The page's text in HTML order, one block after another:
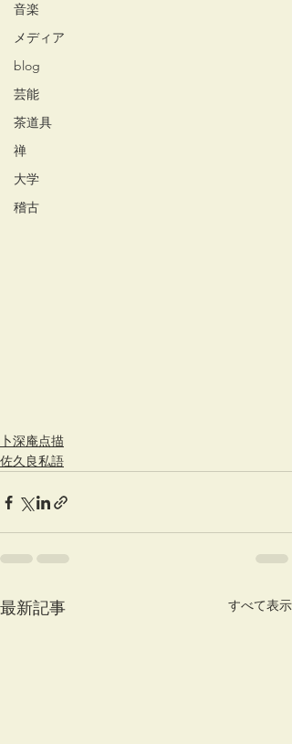
音楽
メディア
blog
芸能
茶道具
禅
大学
稽古
卜深庵点描
佐久良私語
最新記事 すべて表示